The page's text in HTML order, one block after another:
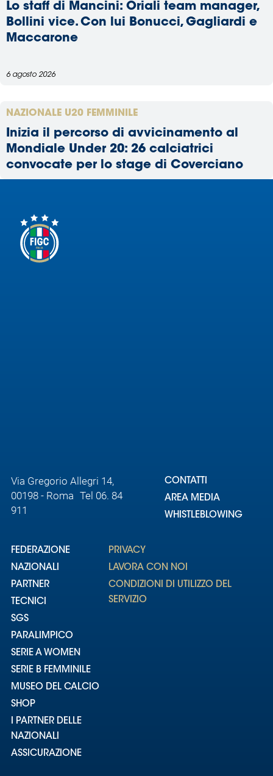
Media
Contatti
Lo staff di Mancini: Oriali team manager,
Bollini vice. Con lui Bonucci, Gagliardi e
Maccarone
6 agosto 2026
NAZIONALE U20 FEMMINILE
Inizia il percorso di avvicinamento al
Mondiale Under 20: 26 calciatrici
convocate per lo stage di Coverciano
Via Gregorio Allegri 14,
00198 - Roma Tel 06. 84
911
CONTATTI
AREA MEDIA
WHISTLEBLOWING
FEDERAZIONE
NAZIONALI
PARTNER
TECNICI
SGS
PARALIMPICO
SERIE A WOMEN
SERIE B FEMMINILE
MUSEO DEL CALCIO
SHOP
I PARTNER DELLE
NAZIONALI
ASSICURAZIONE
PRIVACY
LAVORA CON NOI
CONDIZIONI DI UTILIZZO DEL
SERVIZIO